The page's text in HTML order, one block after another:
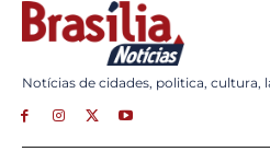
Notícias de cidades, politica, cultura,